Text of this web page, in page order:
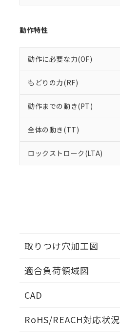
動作特性
動作に必要な力(OF)
もどりの力(RF)
動作までの動き(PT)
全体の動き(TT)
ロックストローク(LTA)
取りつけ穴加工図
適合負荷領域図
CAD
RoHS/REACH対応状況